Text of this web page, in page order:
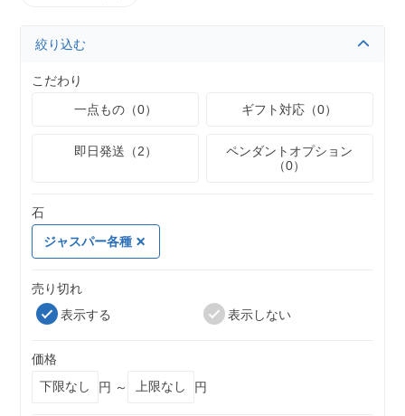
絞り込む
こだわり
一点もの（0）
ギフト対応（0）
即日発送（2）
ペンダントオプション
（0）
石
ジャスパー各種
売り切れ
表示する
表示しない
価格
円 ～
円